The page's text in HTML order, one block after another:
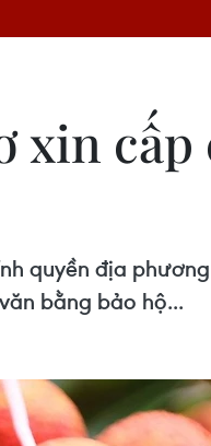
xin
quyền địa
bằng bảo hộ...